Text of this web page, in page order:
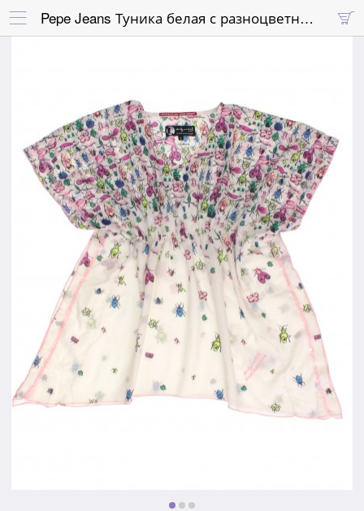
 
Pepe Jeans Туника белая с разноцветными жуками и розовыми пайетками